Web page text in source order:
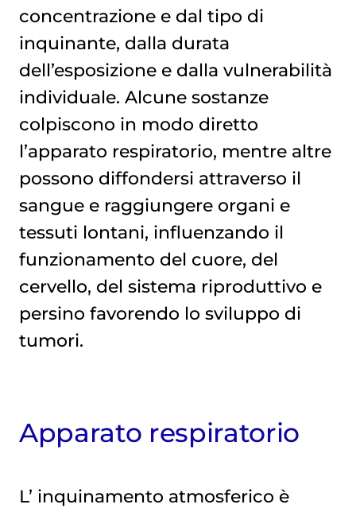
concentrazione e dal tipo di
inquinante, dalla durata
dell’esposizione e dalla vulnerabilità
individuale. Alcune sostanze
colpiscono in modo diretto
l’apparato respiratorio, mentre altre
possono diffondersi attraverso il
sangue e raggiungere organi e
tessuti lontani, influenzando il
funzionamento del cuore, del
cervello, del sistema riproduttivo e
persino favorendo lo sviluppo di
tumori.
Apparato respiratorio
L’ inquinamento atmosferico è